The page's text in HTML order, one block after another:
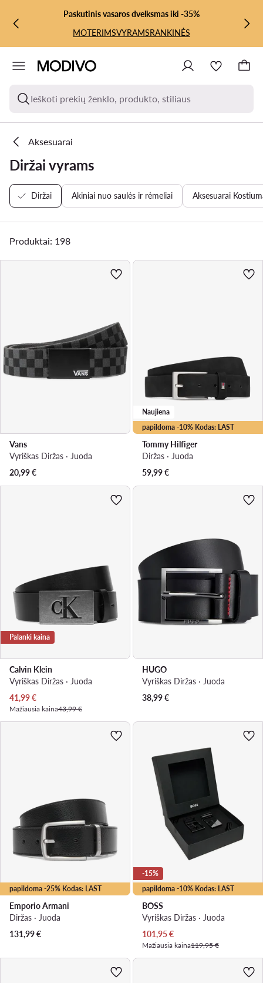
PEREITI PRIE PAGRINDINIO TURINIO
PEREITI Į PAIEŠKĄPaskutinis vasaros dvelksmas iki -35%
MOTERIMSVYRAMSRANKINĖS
Ieškoti prekių ženklo, produkto, stiliaus
Aksesuarai
Diržai vyrams
Diržai Akiniai nuo saulės ir rėmeliai Aksesuarai
Produktai: 198
Vans
Vyriškas Diržas · Juoda
20,99€
papildoma -10% Kodas: LAST
Naujiena
Tommy Hilfiger
Diržas · Juoda
59,99€
Palanki kaina
Calvin Klein
Vyriškas Diržas · Juoda
Dabartinė kaina
41,99€
Mažiausia kaina43,99 €
HUGO
Vyriškas Diržas · Juoda
38,99€
papildoma -25% Kodas: LAST
Emporio Armani
Diržas · Juoda
131,99€
papildoma -10% Kodas: LAST
-15%
BOSS
Vyriškas Diržas · Juoda
Dabartinė kaina
101,95€
Mažiausia kaina119,95 €